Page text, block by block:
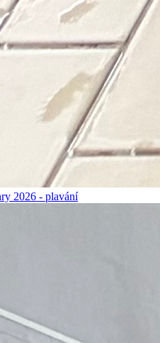
2026 - plavání